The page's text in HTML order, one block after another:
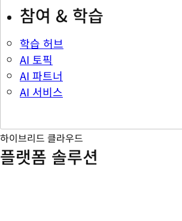
참여 & 학습
학습 허브
AI 토픽
AI 파트너
AI 서비스
하이브리드 클라우드
플랫폼 솔루션